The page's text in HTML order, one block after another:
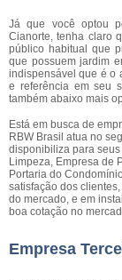
Já que você optou
Cianorte, tenha claro
público habitual que
que possuem jardim
indispensável que é o
e referência em seu
também abaixo mais
Está em busca de
RBW Brasil atua no
disponibiliza para
Limpeza, Empresa de
Portaria do
satisfação dos
do mercado, e em
boa cotação no
Empresa